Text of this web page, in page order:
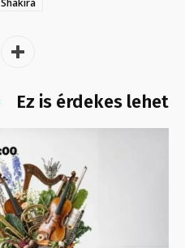
Shakira
Ez is érdekes lehet